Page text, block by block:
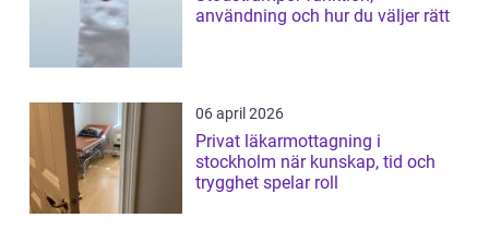
användning och hur du väljer rätt
06 april 2026
Privat läkarmottagning i
stockholm när kunskap, tid och
trygghet spelar roll